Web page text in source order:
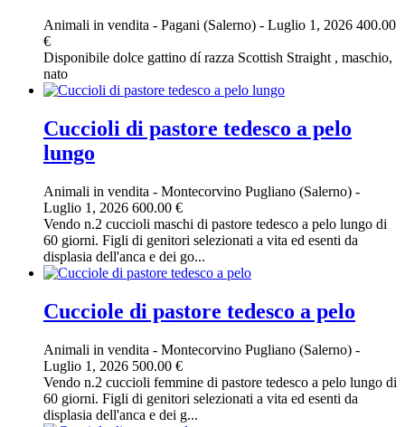
Animali in vendita - Pagani (Salerno) - Luglio 1, 2026 400.00
€
Disponibile dolce gattino dí razza Scottish Straight , maschio,
nato
Cuccioli di pastore tedesco a pelo
lungo
Animali in vendita - Montecorvino Pugliano (Salerno) -
Luglio 1, 2026 600.00 €
Vendo n.2 cuccioli maschi di pastore tedesco a pelo lungo di
60 giorni. Figli di genitori selezionati a vita ed esenti da
displasia dell'anca e dei go...
Cucciole di pastore tedesco a pelo
Animali in vendita - Montecorvino Pugliano (Salerno) -
Luglio 1, 2026 500.00 €
Vendo n.2 cuccioli femmine di pastore tedesco a pelo lungo di
60 giorni. Figli di genitori selezionati a vita ed esenti da
displasia dell'anca e dei g...